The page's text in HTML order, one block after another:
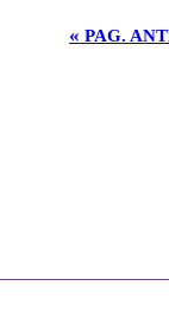
« PAG.